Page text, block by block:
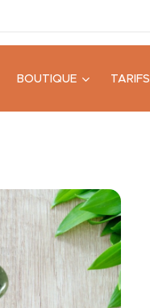
BOUTIQUE TARIFS